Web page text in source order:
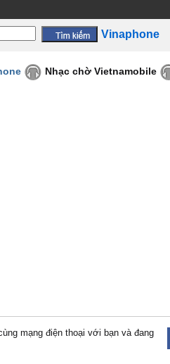
Vinaphone
Nhạc chờ Vietnamobile
mạng điện thoại với bạn và đang